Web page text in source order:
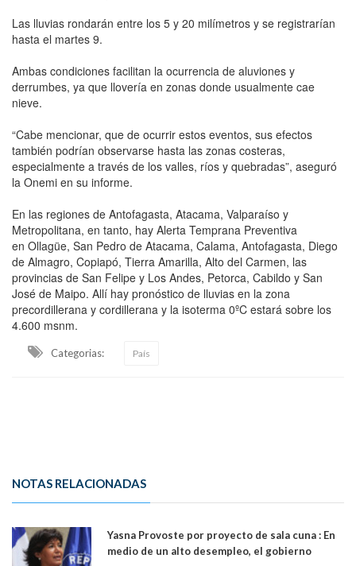
Las lluvias rondarán entre los 5 y 20 milímetros y se registrarían
hasta el martes 9.
Ambas condiciones facilitan la ocurrencia de aluviones y
derrumbes, ya que llovería en zonas donde usualmente cae
nieve.
“Cabe mencionar, que de ocurrir estos eventos, sus efectos
también podrían observarse hasta las zonas costeras,
especialmente a través de los valles, ríos y quebradas”, aseguró
la Onemi en su informe.
En las regiones de Antofagasta, Atacama, Valparaíso y
Metropolitana, en tanto, hay Alerta Temprana Preventiva
en Ollagüe, San Pedro de Atacama, Calama, Antofagasta, Diego
de Almagro, Copiapó, Tierra Amarilla, Alto del Carmen, las
provincias de San Felipe y Los Andes, Petorca, Cabildo y San
José de Maipo. Allí hay pronóstico de lluvias en la zona
precordillerana y cordillerana y la isoterma 0ºC estará sobre los
4.600 msnm.
Categorias: País
NOTAS RELACIONADAS
Yasna Provoste por proyecto de sala cuna : En
medio de un alto desempleo, el gobierno